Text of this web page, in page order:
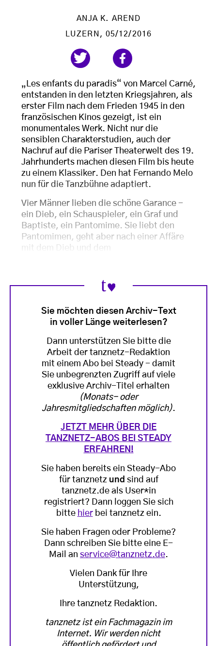
ANJA K. AREND
LUZERN , 05/12/2016
„Les enfants du paradis“ von Marcel Carné,
entstanden in den letzten Kriegsjahren, als
erster Film nach dem Frieden 1945 in den
französischen Kinos gezeigt, ist ein
monumentales Werk. Nicht nur die
sensiblen Charakterstudien, auch der
Nachruf auf die Pariser Theaterwelt des 19.
Jahrhunderts machen diesen Film bis heute
zu einem Klassiker. Den hat Fernando Melo
nun für die Tanzbühne adaptiert.
Vier Männer lieben die schöne Garance -
ein Dieb, ein Schauspieler, ein Graf und
Baptiste, ein Pantomime. Sie liebt den
Pantomimen, geht aber nach einer Affäre
mit dem Dieb und dem
Sie möchten diesen Archiv-Text
in voller Länge weiterlesen?
Dann unterstützen Sie bitte die
Arbeit der tanznetz-Redaktion
mit einem Abo bei Steady - damit
Sie unbegrenzten Zugriff auf viele
exklusive Archiv-Titel erhalten
(Monats- oder
Jahresmitgliedschaften möglich).
JETZT MEHR ÜBER DIE
TANZNETZ-ABOS BEI STEADY
ERFAHREN!
Sie haben bereits ein Steady-Abo
für tanznetz und sind auf
tanznetz.de als User*in
registriert? Dann loggen Sie sich
bitte hierbei tanznetz ein.
Sie haben Fragen oder Probleme?
Dann schreiben Sie bitte eine E-
Mail an service@tanznetz.de.
Vielen Dank für Ihre
Unterstützung,
Ihre tanznetz Redaktion.
tanznetz ist ein Fachmagazin im
Internet. Wir werden nicht